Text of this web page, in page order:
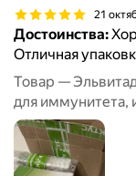
21
Достоинства:
Отличная
Товар —
для